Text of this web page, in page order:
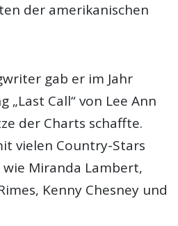
der amerikanischen
gab er im Jahr
„Last Call“ von Lee Ann
der Charts schaffte.
vielen Country-Stars
Miranda Lambert,
Kenny Chesney und